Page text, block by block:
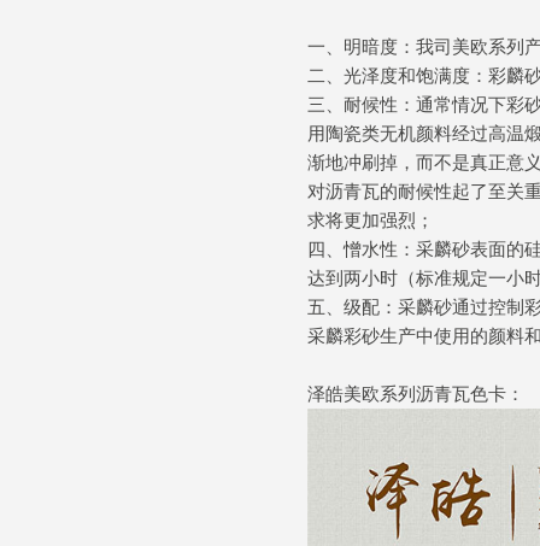
一、明暗度：我司美欧系列
二、光泽度和饱满度：彩麟
三、耐候性：通常情况下彩
用陶瓷类无机颜料经过高温
渐地冲刷掉，而不是真正意
对沥青瓦的耐候性起了至关
求将更加强烈；
四、憎水性：采麟砂表面的
达到两小时（标准规定一小
五、级配：采麟砂通过控制
采麟彩砂生产中使用的颜料
泽皓美欧系列沥青瓦色卡：